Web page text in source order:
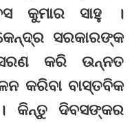
କୁମାର ସାହୁ ।
ସରକାରଙ୍କ
କରି ଉ‌ନ୍ନତ
କରିବା ବାସ୍ତବିକ
କିନ୍ତୁ ଦିବସଙ୍କର